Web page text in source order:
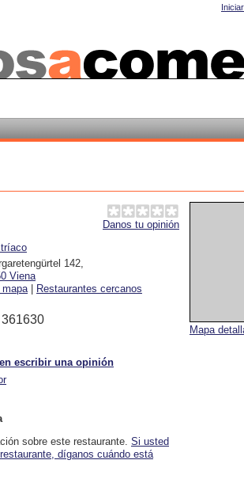
Mapa
Danos tu opinión
142,
Viena
mapa| Restaurantes cercanos
escribir una opinión
sobre este restaurante. Si usted
díganos cuándo está